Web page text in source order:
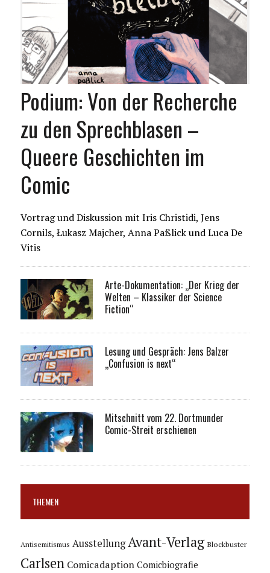
Podium: Von der Recherche
zu den Sprechblasen –
Queere Geschichten im
Comic
Vortrag und Diskussion mit Iris Christidi, Jens
Cornils, Łukasz Majcher, Anna Paßlick und Luca De
Vitis
Arte-Dokumentation: „Der Krieg der
Welten – Klassiker der Science
Fiction“
Lesung und Gespräch: Jens Balzer
„Confusion is next“
Mitschnitt vom 22. Dortmunder
Comic-Streit erschienen
THEMEN
Antisemitismus Ausstellung Avant-Verlag Blockbuster
Carlsen Comicadaption Comicbiografie